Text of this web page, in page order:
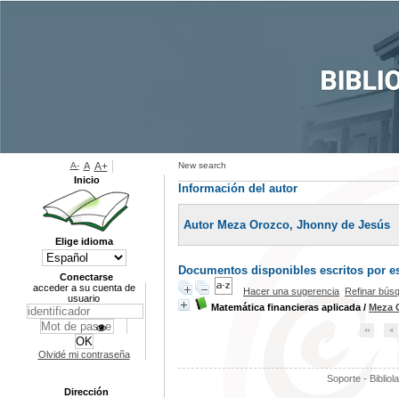
New search
Información del autor
Autor Meza Orozco, Jhonny de Jesús
Documentos disponibles escritos por
Hacer una sugerencia Refinar
Matemática financieras aplicada / Meza
Soporte -
A- A A+
Inicio
Elige idioma
Conectarse
acceder a su cuenta de
usuario
Olvidé mi contraseña
Dirección